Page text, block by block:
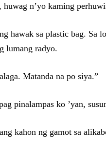
huwag n’yo kaming
hawak sa plastic bag. Sa
lumang radyo.
Matanda na po siya.”
pinalampas ko ’yan,
kahon ng gamot sa